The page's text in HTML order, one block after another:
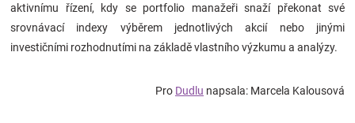
aktivnímu řízení, kdy se portfolio manažeři snaží překonat své
srovnávací indexy výběrem jednotlivých akcií nebo jinými
investičními rozhodnutími na základě vlastního výzkumu a analýzy.
Pro Dudlu napsala: Marcela Kalousová